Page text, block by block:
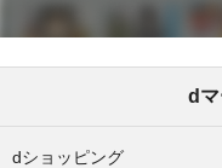
d
dショッピング